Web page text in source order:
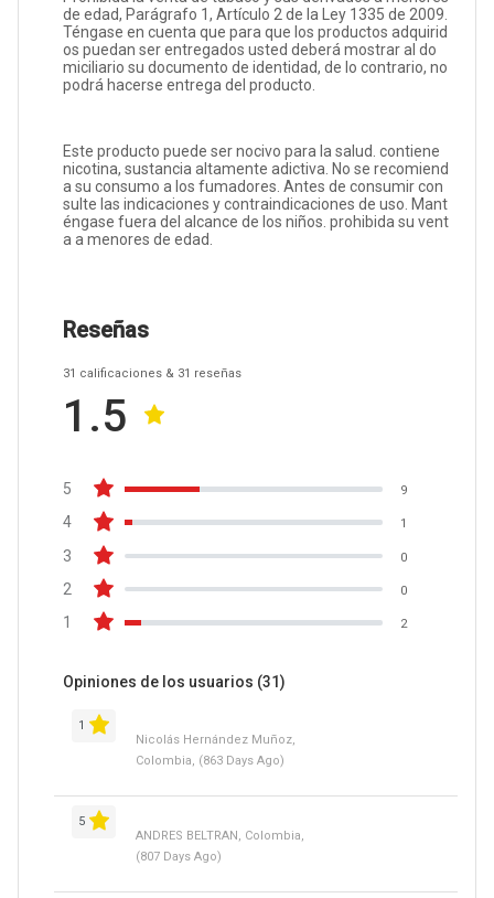
de edad, Parágrafo 1, Artículo 2 de la Ley 1335 de 2009.
Téngase en cuenta que para que los productos adquirid
os puedan ser entregados usted deberá mostrar al do
miciliario su documento de identidad, de lo contrario, no
podrá hacerse entrega del producto.
Este producto puede ser nocivo para la salud. contiene
nicotina, sustancia altamente adictiva. No se recomiend
a su consumo a los fumadores. Antes de consumir con
sulte las indicaciones y contraindicaciones de uso. Mant
éngase fuera del alcance de los niños. prohibida su vent
a a menores de edad.
Reseñas
31 calificaciones & 31 reseñas
1.5
5 9
4 1
3 0
2 0
1 2
Opiniones de los usuarios (31)
1
Nicolás Hernández Muñoz,
Colombia, (863 Days Ago)
5
ANDRES BELTRAN, Colombia,
(807 Days Ago)